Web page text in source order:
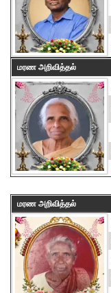
மரண அறிவித்தல்
மரண அறிவித்தல்